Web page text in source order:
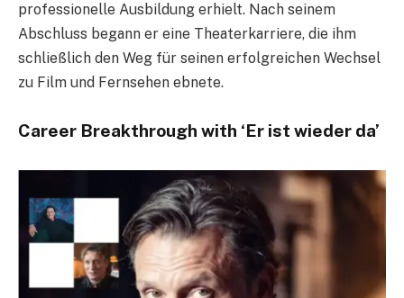
professionelle Ausbildung erhielt. Nach seinem
Abschluss begann er eine Theaterkarriere, die ihm
schließlich den Weg für seinen erfolgreichen Wechsel
zu Film und Fernsehen ebnete.
Career Breakthrough with ‘Er ist wieder da’